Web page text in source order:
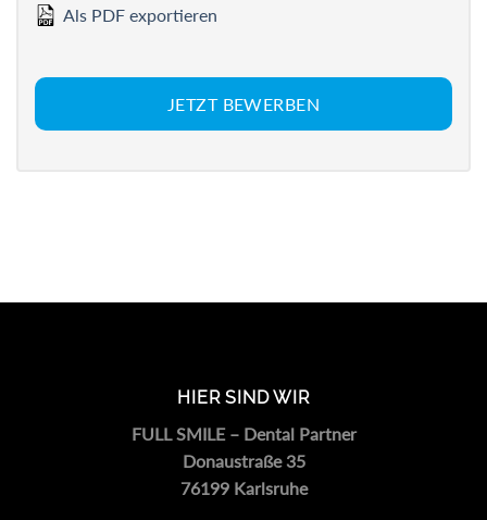
Als PDF exportieren
JETZT BEWERBEN
HIER SIND WIR
FULL SMILE – Dental Partner
Donaustraße 35
76199 Karlsruhe